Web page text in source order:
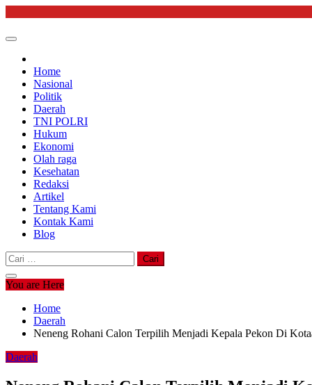
content
Home
Nasional
Politik
Daerah
TNI POLRI
Hukum
Ekonomi
Olah raga
Kesehatan
Redaksi
Artikel
Tentang Kami
Kontak Kami
Blog
Cari
untuk:
You are Here
Home
Daerah
Neneng Rohani Calon Terpilih Menjadi Kepala Pekon Di
Daerah